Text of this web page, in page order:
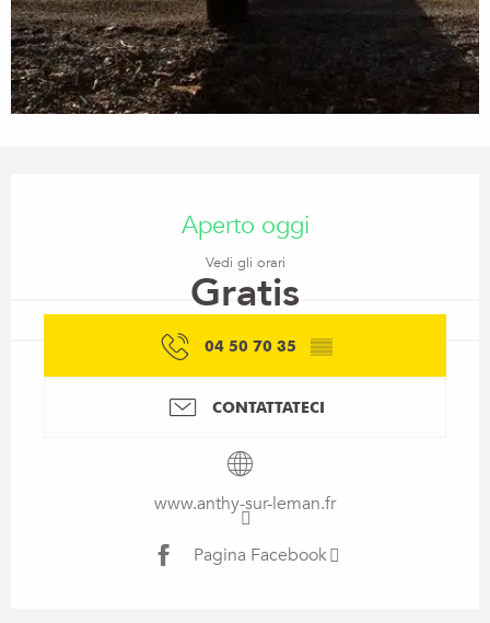
Aperto oggi
Vedi gli orari
Gratis
04 50 70 35 ▒▒
CONTATTATECI
www.anthy-sur-leman.fr
Pagina Facebook